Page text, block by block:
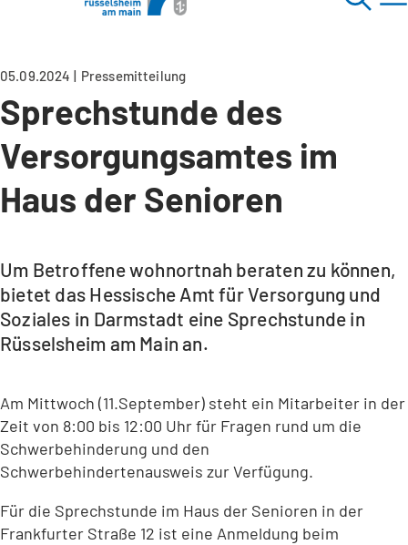
05.09.2024 Pressemitteilung
Sprechstunde des
Versorgungsamtes im
Haus der Senioren
Um Betroffene wohnortnah beraten zu können,
bietet das Hessische Amt für Versorgung und
Soziales in Darmstadt eine Sprechstunde in
Rüsselsheim am Main an.
Am Mittwoch (11.September) steht ein Mitarbeiter in der
Zeit von 8:00 bis 12:00 Uhr für Fragen rund um die
Schwerbehinderung und den
Schwerbehindertenausweis zur Verfügung.
Für die Sprechstunde im Haus der Senioren in der
Frankfurter Straße 12 ist eine Anmeldung beim